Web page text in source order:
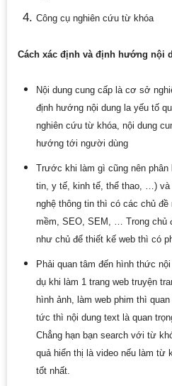
Công cụ nghiên cứu từ khóa
Cách xác định và định hướng nội
Nội dung cung cấp là cơ sở
định hướng nội dung la yếu tố
nghiên cứu từ khóa, nội dung
hướng tới người dùng
Trước khi làm gì cũng nên
tin, y tế, kinh tế, thể thao, …) và
nghệ thông tin thì có các chủ
mềm, SEO, SEM, … Trong chủ
như chủ để thiết kế web thì có
Phải quan tâm đến hình thức
dụ khi làm 1 trang web truyện
hình ảnh, làm web phim thì
tức thì nội dung text là quan
Chẳng hạn bạn search với từ
quả hiển thị là video nếu làm từ
tốt nhất.